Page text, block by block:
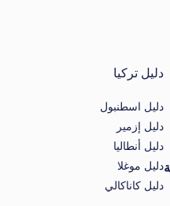
دليل تركيا
دليل اسطنبول
دليل إزمير
دليل أنطاليا
دليل موغلا
دليل كاناكالي